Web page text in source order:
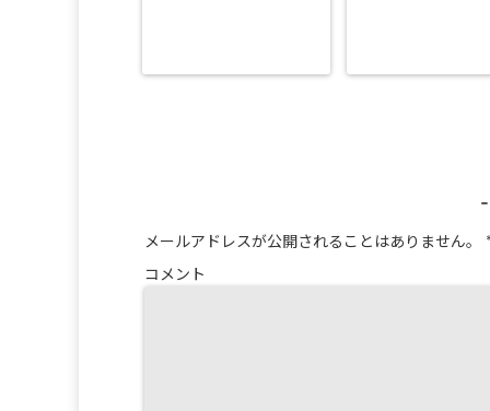
メールアドレスが公開されることはありません。
コメント